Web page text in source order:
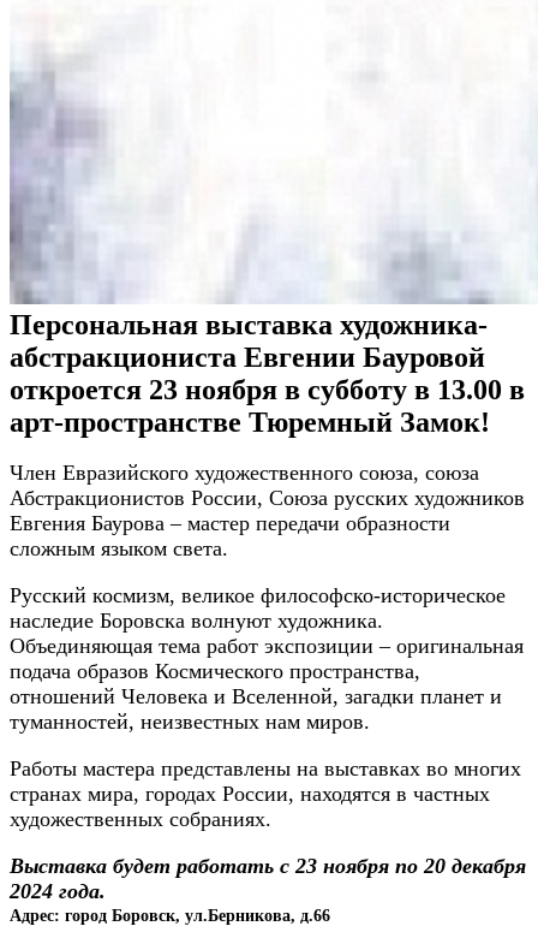
Персональная выставка художника-
абстракциониста Евгении Бауровой
откроется 23 ноября в субботу в 13.00 в
арт-пространстве Тюремный Замок!
Член Евразийского художественного союза, союза
Абстракционистов России, Союза русских художников
Евгения Баурова – мастер передачи образности
сложным языком света.
Русский космизм, великое философско-историческое
наследие Боровска волнуют художника.
Объединяющая тема работ экспозиции – оригинальная
подача образов Космического пространства,
отношений Человека и Вселенной, загадки планет и
туманностей, неизвестных нам миров.
Работы мастера представлены на выставках во многих
странах мира, городах России, находятся в частных
художественных собраниях.
Выставка будет работать с 23 ноября по 20 декабря
2024 года.
Адрес: город Боровск, ул.Берникова, д.66